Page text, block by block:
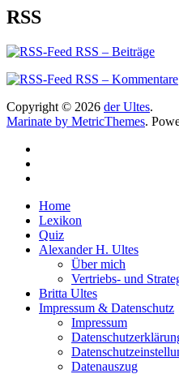
RSS
RSS – Beiträge
RSS – Kommentare
Copyright © 2026 der Ultes.
Marinate by MetricThemes.
Home
Lexikon
Quiz
Alexander H. Ultes
Über mich
Vertriebs- und
Britta Ultes
Impressum & Datenschutz
Impressum
Datenauszug